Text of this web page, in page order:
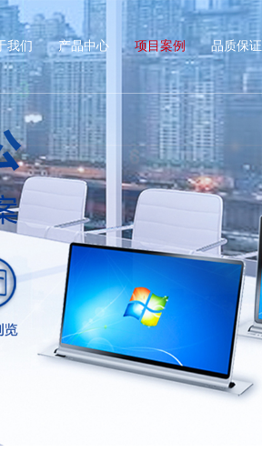
我们 产品中心 项目案例 品质保证